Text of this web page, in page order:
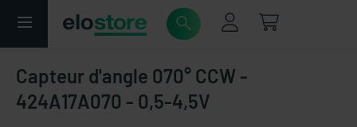
Capteur d'angle 070° CCW -
424A17A070 - 0,5-4,5V